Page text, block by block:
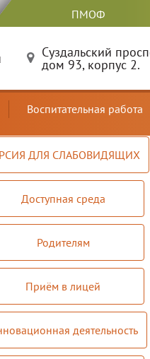
ПМОФ
Суздальский
дом 93, корпус 2.
Воспитательная работа
ДЛЯ СЛАБОВИДЯЩИХ
Доступная среда
Родителям
Приём в лицей
деятельность